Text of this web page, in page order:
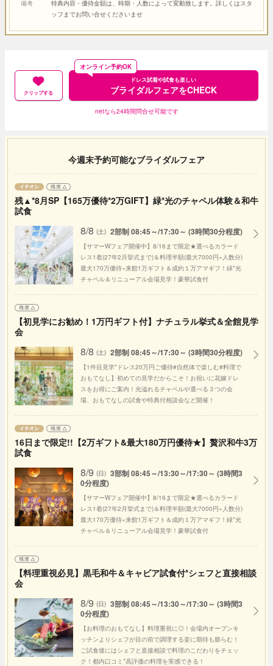
備考
特典内容・優待金額は、時期・人数によって変動致します。詳しくはスタ
ッフまでお問い合せくださいませ
クリップする
ドレス試着や試食も楽しい
ブライダルフェアをCHECK
オンライン予約OK
netなら24時間問合せ可能です
今週末予約可能なブライダルフェア
残▲*8月SP【165万優待*2万GIFT】緑*光のチャペル体験＆和牛
試食
8/8 (土) 2部制 08:45～/17:30～ (3時間30分程度)
【サマーWフェア開催中】8/16まで限定★選べるカラード
レス1着(27年2月挙式まで)＆料理半額(最大7000円×人数分)
最大170万優待×来館1万ギフト＆成約１万アマギフ！緑*光
チャペル＆リニューアル会場見学！豪華試食付
【初見学にお勧め！1万円ギフト付】ナチュラル挙式＆全館見学
会
8/8 (土) 2部制 08:45～/17:30～ (3時間30分程度)
【1件目見学*ドレス20万円ご優待#自然体で楽しむ#料理で
おもてなし】初めての見学だからこそ！お祝いに花嫁ドレ
スをお得にご案内！光溢れるチャペルや選べる３つの会
場、おもてなしの試食や特典付相談会など開催！
16日まで限定!!【2万ギフト&最大180万円優待★】贅沢和牛3万
試食
8/9 (日) 3部制 08:45～/13:30～/17:30～ (3時間3
0分程度)
【サマーWフェア開催中】8/16まで限定★選べるカラード
レス1着(27年2月挙式まで)＆料理半額(最大7000円×人数分)
最大170万優待×来館1万ギフト＆成約１万アマギフ！緑*光
チャペル＆リニューアル会場見学！豪華試食付
【料理重視必見】黒毛和牛＆キャビア試食付*シェフと直接相談
会
8/9 (日) 3部制 08:45～/13:30～/17:30～ (3時間3
0分程度)
【お料理のおもてなし】料理重視に◎！会場内オープンキ
ッチンよりシェフが目の前で調理する姿に期待も膨らむ！
ご試食後にはシェフと直接相談で料理のこだわりをチェッ
ク！都内口コミ*高評価の料理を実感できる！